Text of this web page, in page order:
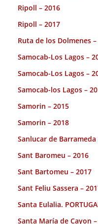
Ripoll – 2016
Ripoll – 2017
Ruta de los Dolmenes –
Samocab-Los Lagos –
Samocab-Los Lagos –
Samocab-los Lagos –
Samorin – 2015
Samorin – 2018
Sanlucar de Barrameda
Sant Baromeu – 2016
Sant Bartomeu – 2017
Sant Feliu Sassera –
Santa Eulalia.
Santa María de Cayon